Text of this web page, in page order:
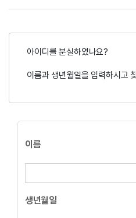
아이디를 분실하였나요?
이름과 생년월일을 입력하시고
이름
생년월일